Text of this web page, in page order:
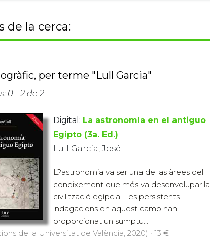
de la cerca:
per terme "Lull Garcia"
0 - 2 de 2
Digital: La astronomía en el antiguo
Egipto (3a. Ed.)
Lull García, José
L?astronomia va ser una de las àrees del
coneixement que més va desenvolupar la
civilització egípcia. Les persistents
indagacions en aquest camp han
proporcionat un sumptu...
de la Universitat de València, 2020) · 13 €